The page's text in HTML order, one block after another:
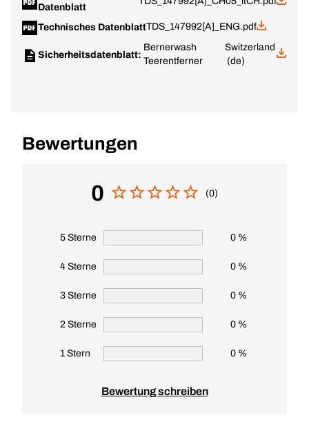
Datenblatt
Technisches DatenblattTDS_147992[A]_ENG.pdf
Sicherheitsdatenblatt:
Bernerwash
Teerentferner
Switzerland
(de)
Bewertungen
0 (0)
5 Sterne 0 %
4 Sterne 0 %
3 Sterne 0 %
2 Sterne 0 %
1 Stern 0 %
Bewertung schreiben